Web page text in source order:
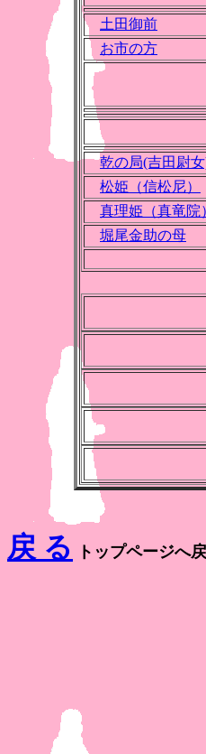
土田御前
お市の方
乾の局(吉田尉
松姫（信松尼）
真理姫（真竜院
堀尾金助の母
戻 る トップページへ